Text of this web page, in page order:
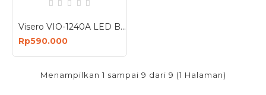
Visero VIO-1240A LED Battery Charger 40A 12V Charge Accu Cas Aki
Rp590.000
Menampilkan 1 sampai 9 dari 9 (1 Halaman)